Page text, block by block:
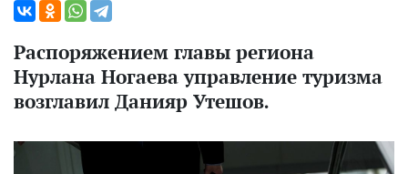
Распоряжением главы региона
Нурлана Ногаева управление туризма
возглавил Данияр Утешов.